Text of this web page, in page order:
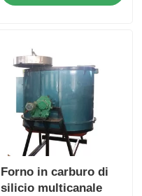
screen
Forno in carburo di
silicio multicanale